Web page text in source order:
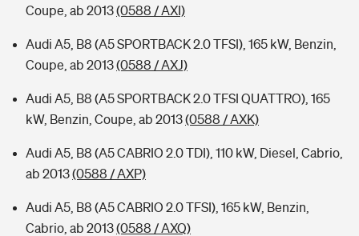
Coupe, ab 2013(0588 / AXI)
Audi A5, B8 (A5 SPORTBACK 2.0 TFSI), 165 kW, Benzin,
Coupe, ab 2013(0588 / AXJ)
Audi A5, B8 (A5 SPORTBACK 2.0 TFSI QUATTRO), 165
kW, Benzin, Coupe, ab 2013(0588 / AXK)
Audi A5, B8 (A5 CABRIO 2.0 TDI), 110 kW, Diesel, Cabrio,
ab 2013(0588 / AXP)
Audi A5, B8 (A5 CABRIO 2.0 TFSI), 165 kW, Benzin,
Cabrio, ab 2013(0588 / AXQ)